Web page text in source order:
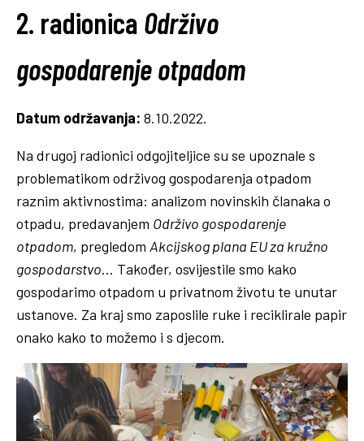
2. radionica Održivo
gospodarenje otpadom
Datum održavanja: 8.10.2022.
Na drugoj radionici odgojiteljice su se upoznale s
problematikom održivog gospodarenja otpadom
raznim aktivnostima: analizom novinskih članaka o
otpadu, predavanjem Održivo gospodarenje
otpadom, pregledom Akcijskog plana EU za kružno
gospodarstvo… Također, osvijestile smo kako
gospodarimo otpadom u privatnom životu te unutar
ustanove. Za kraj smo zaposlile ruke i reciklirale papir
onako kako to možemo i s djecom.